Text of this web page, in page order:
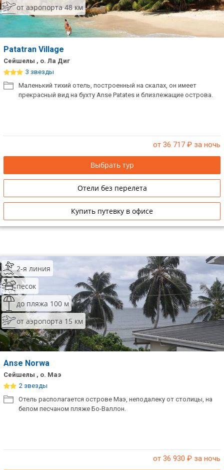
от аэропорта 48 км
Patatran Village
Сейшелы , о. Ла Диг
3 звезды
Маленький тихий отель, построенный на скалах, он имеет
прекрасный вид на бухту Anse Patates и близлежащие острова.
от 36 717 ₽ за ночь
Выбрать тур
Отели без перелета
Купить путевку в офисе
2-я линия
песок
до пляжа 100 м
от аэропорта 15 км
Anse Norwa
Сейшелы , о. Маэ
2 звезды
Отель располагается острове Маэ, неподалеку от столицы, на
белом песчаном пляже Бо-Валлон.
от 36 930 ₽ за ночь